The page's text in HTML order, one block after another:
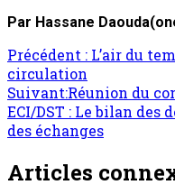
Par Hassane
Précédent : L’air du
circulation
Suivant:Réunion du
ECI/DST : Le bilan des
des échanges
Articles